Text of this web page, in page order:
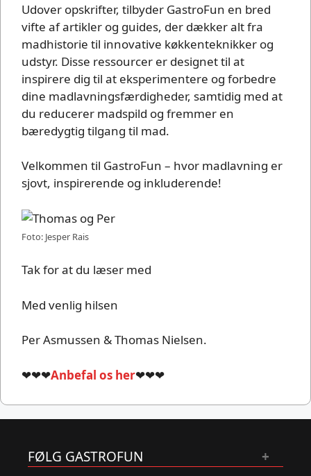
Udover opskrifter, tilbyder GastroFun en bred
vifte af artikler og guides, der dækker alt fra
madhistorie til innovative køkkenteknikker og
udstyr. Disse ressourcer er designet til at
inspirere dig til at eksperimentere og forbedre
dine madlavningsfærdigheder, samtidig med at
du reducerer madspild og fremmer en
bæredygtig tilgang til mad.
Velkommen til GastroFun – hvor madlavning er
sjovt, inspirerende og inkluderende!
Foto: Jesper Rais
Tak for at du læser med
Med venlig hilsen
Per Asmussen & Thomas Nielsen.
❤❤❤Anbefal os her❤❤❤
FØLG GASTROFUN